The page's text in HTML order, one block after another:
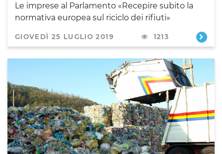
Le imprese al Parlamento «Recepire subito la
normativa europea sul riciclo dei rifiuti»
GIOVEDÌ 25 LUGLIO 2019 1213